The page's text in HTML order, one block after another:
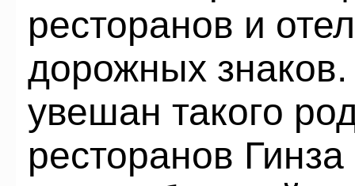
ресторанов и
дорожных
увешан такого
ресторанов